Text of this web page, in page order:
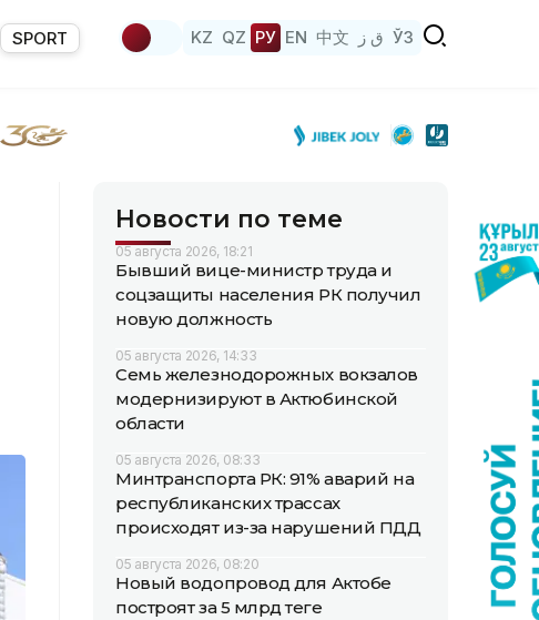
SPORT KZ QZ РУ EN 中文 ق ز ЎЗ
Новости по теме
05 августа 2026, 18:21
Бывший вице-министр труда и
соцзащиты населения РК получил
новую должность
05 августа 2026, 14:33
Семь железнодорожных вокзалов
модернизируют в Актюбинской
области
05 августа 2026, 08:33
Минтранспорта РК: 91% аварий на
республиканских трассах
происходят из-за нарушений ПДД
05 августа 2026, 08:20
Новый водопровод для Актобе
построят за 5 млрд теңге